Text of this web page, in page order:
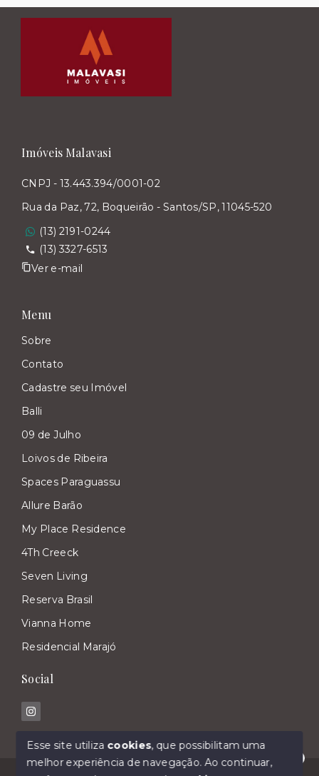
Imóveis Malavasi
CNPJ - 13.443.394/0001-02
Rua da Paz, 72, Boqueirão - Santos/SP, 11045-520
(13) 2191-0244
(13) 3327-6513
Ver e-mail
Menu
Sobre
Contato
Cadastre seu Imóvel
Balli
09 de Julho
Loivos de Ribeira
Spaces Paraguassu
Allure Barão
My Place Residence
4Th Creeck
Seven Living
Reserva Brasil
Vianna Home
Residencial Marajó
Social
Esse site utiliza cookies, que possibilitam uma
melhor experiência de navegação.Ao continuar,